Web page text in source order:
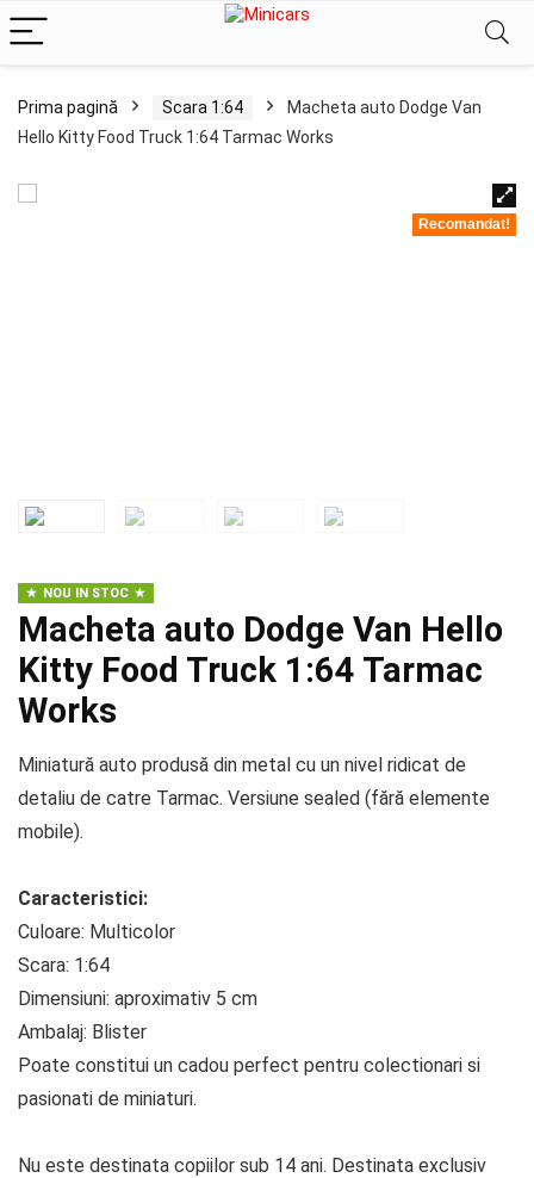
Prima pagină Scara 1:64
Macheta auto Dodge Van
Hello Kitty Food Truck 1:64 Tarmac Works
Recomandat!
NOU IN STOC
Macheta auto Dodge Van Hello
Kitty Food Truck 1:64 Tarmac
Works
Miniatură auto produsă din metal cu un nivel ridicat de
detaliu de catre Tarmac. Versiune sealed (fără elemente
mobile).
Caracteristici:
Culoare: Multicolor
Scara: 1:64
Dimensiuni: aproximativ 5 cm
Ambalaj: Blister
Poate constitui un cadou perfect pentru colectionari si
pasionati de miniaturi.
Nu este destinata copiilor sub 14 ani. Destinata exclusiv